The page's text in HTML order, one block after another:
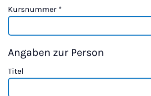
Kursnummer *
Angaben zur Person
Titel